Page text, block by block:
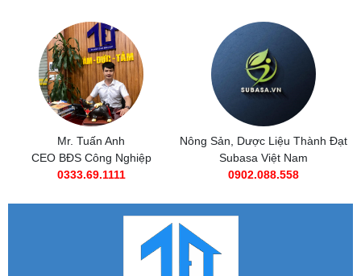
Nông Sản, Dược Liệu Thành Đạt
Subasa Việt Nam
0902.088.558
Subasa Việt Nam
Chuỗi đồ ăn nhanh Subasa
0985 269 685